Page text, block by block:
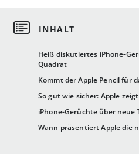
Heiß diskutiertes iPhone-
Quadrat
Kommt der Apple Pencil für
So gut wie sicher: Apple
iPhone-Gerüchte über neue
Wann präsentiert Apple die